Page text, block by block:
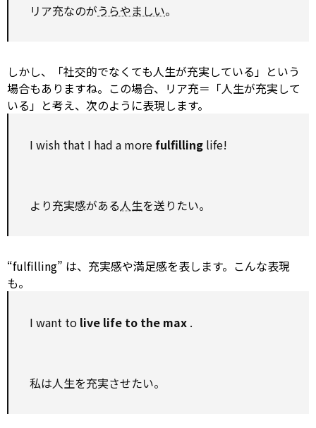
リア充なのがうらやましい。
しかし、「社交的でなくても人生が充実している」という
場合もありますね。この場合、リア充＝「人生が充実して
いる」と考え、次のように表現します。
I wish that I had a morefulfilling life!
より充実感がある人生を送りたい。
“fulfilling” は、充実感や満足感を表します。こんな表現
も。
I want to live life to the max .
私は人生を充実させたい。